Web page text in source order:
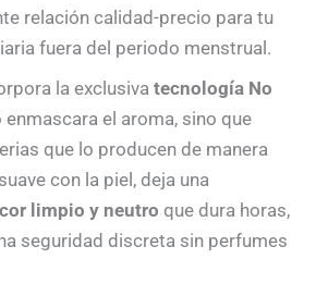
relación calidad-precio para tu
fuera del periodo menstrual.
la exclusiva tecnología No
enmascara el aroma, sino que
que lo producen de manera
con la piel, deja una
limpio y neutro que dura horas,
seguridad discreta sin perfumes